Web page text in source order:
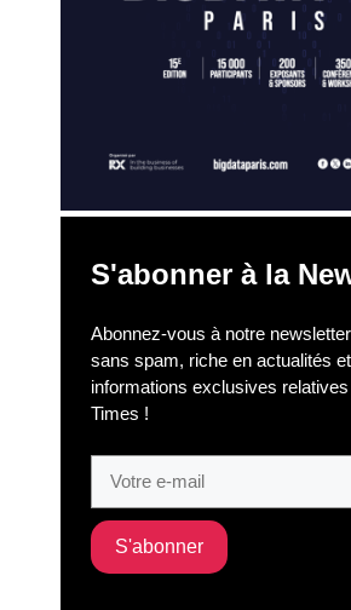
S'abonner à la
Abonnez-vous à notre
sans spam, riche en actualités et
informations exclusives
Times !